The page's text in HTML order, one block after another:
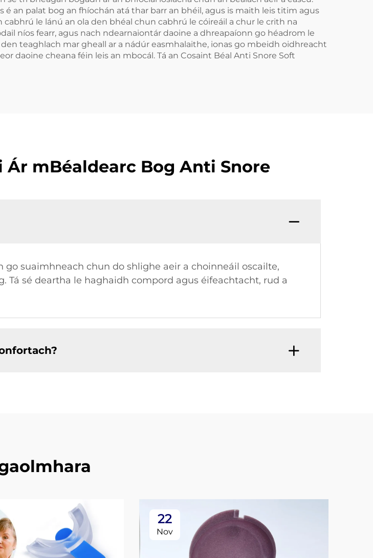
in aghaidh
Cnamhastar
Anti-Roncach Tape
Béal
an palat bog an fhíochán atá thar barr an bhéil, agus is maith leis titim agus
le lánú an ola den bhéal chun cabhrú le cóireáil a chur le crith na
níos fearr, agus nach ndearnaiontár daoine a dhreapaíonn go héadrom le
teaghlach mar gheall ar a nádúr easmhalaithe, ionas go mbeidh oidhreacht
daoine cheana féin leis an mbocál. Tá an Cosaint Béal Anti Snore Soft
mBéaldearc Bog Anti Snore
suaimhneach chun do shlighe aeir a choinneáil oscailte,
sé deartha le haghaidh compord agus éifeachtacht, rud a
22
Nov